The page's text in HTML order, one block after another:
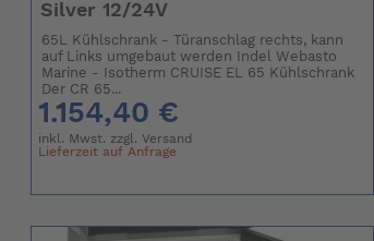
Silver 12/24V
65L Kühlschrank - Türanschlag rechts, kann
auf Links umgebaut werden Indel Webasto
Marine - Isotherm CRUISE EL 65 Kühlschrank
Der CR 65...
1.154,40 €
inkl. Mwst. zzgl.Versand
Lieferzeit auf Anfrage